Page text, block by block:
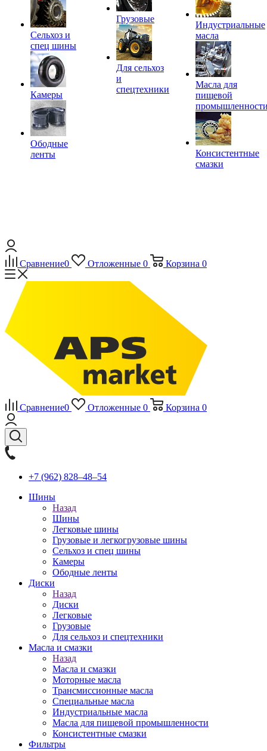
Сельхоз и
спец шины
Камеры
Ободные
ленты
Грузовые
Для сельхоз
и
спецтехники
Индустриальные
масла
Масла для
пищевой
Консистентные
смазки
Сравнение0 Отложенные 0 Корзина 0
Сравнение0 Отложенные 0 Корзина 0
+7 (962) 828‒48‒54
Шины
Назад
Шины
Легковые шины
Грузовые и легкогрузовые шины
Сельхоз и спец шины
Камеры
Ободные ленты
Диски
Назад
Диски
Легковые
Грузовые
Для сельхоз и спецтехники
Масла и смазки
Назад
Масла и смазки
Моторные масла
Трансмиссионные масла
Специальные масла
Индустриальные масла
Масла для пищевой промышленности
Консистентные смазки
Фильтры